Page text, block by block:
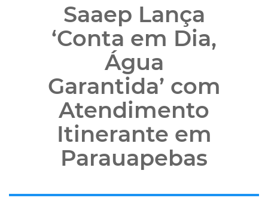
Saaep Lança
‘Conta em Dia,
Água
Garantida’ com
Atendimento
Itinerante em
Parauapebas